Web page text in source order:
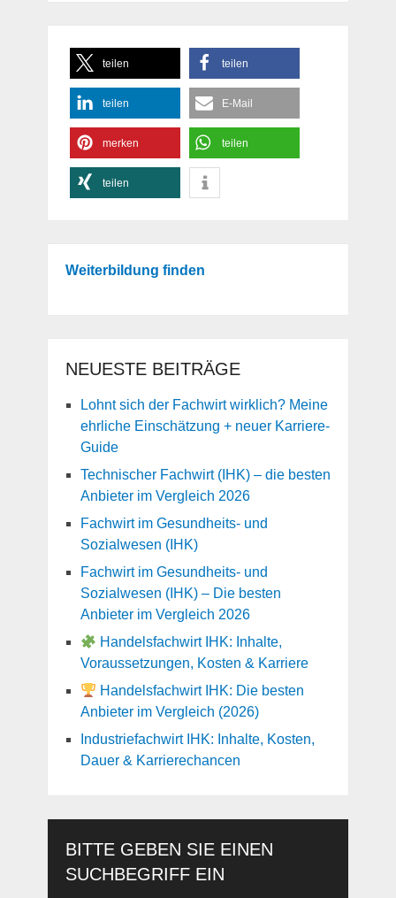
teilen teilen
teilen E-Mail
merken teilen
teilen
Weiterbildung finden
NEUESTE BEITRÄGE
Lohnt sich der Fachwirt wirklich? Meine
ehrliche Einschätzung + neuer Karriere-
Guide
Technischer Fachwirt (IHK) – die besten
Anbieter im Vergleich 2026
Fachwirt im Gesundheits- und
Sozialwesen (IHK)
Fachwirt im Gesundheits- und
Sozialwesen (IHK) – Die besten
Anbieter im Vergleich 2026
Handelsfachwirt IHK: Inhalte,
Voraussetzungen, Kosten & Karriere
Handelsfachwirt IHK: Die besten
Anbieter im Vergleich (2026)
Industriefachwirt IHK: Inhalte, Kosten,
Dauer & Karrierechancen
BITTE GEBEN SIE EINEN
SUCHBEGRIFF EIN